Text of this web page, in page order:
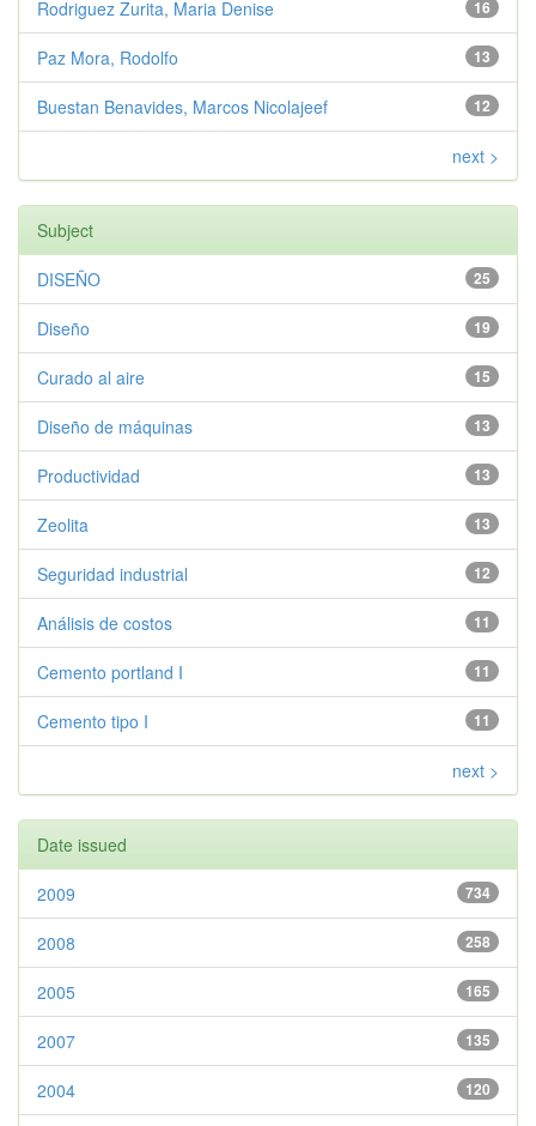
16
Rodriguez Zurita, Maria Denise
13
Paz Mora, Rodolfo
12
Buestan Benavides, Marcos Nicolajeef
next >
Subject
25
DISEÑO
19
Diseño
15
Curado al aire
13
Diseño de máquinas
13
Productividad
13
Zeolita
12
Seguridad industrial
11
Análisis de costos
11
Cemento portland I
11
Cemento tipo I
next >
Date issued
734
2009
258
2008
165
2005
135
2007
120
2004